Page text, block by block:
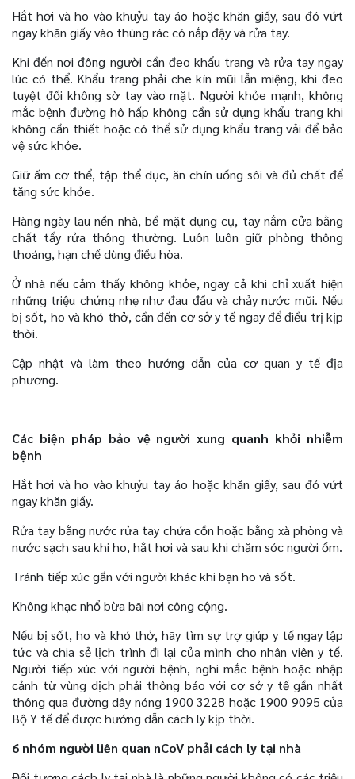
Hắt hơi và ho vào khuỷu tay áo hoặc khăn giấy, sau đó vứt
ngay khăn giấy vào thùng rác có nắp đậy và rửa tay.
Khi đến nơi đông người cần đeo khẩu trang và rửa tay ngay
lúc có thể. Khẩu trang phải che kín mũi lẫn miệng, khi đeo
tuyệt đối không sờ tay vào mặt. Người khỏe mạnh, không
mắc bệnh đường hô hấp không cần sử dụng khẩu trang khi
không cần thiết hoặc có thể sử dụng khẩu trang vải để bảo
vệ sức khỏe.
Giữ ấm cơ thể, tập thể dục, ăn chín uống sôi và đủ chất để
tăng sức khỏe.
Hàng ngày lau nền nhà, bề mặt dụng cụ, tay nắm cửa bằng
chất tẩy rửa thông thường. Luôn luôn giữ phòng thông
thoáng, hạn chế dùng điều hòa.
Ở nhà nếu cảm thấy không khỏe, ngay cả khi chỉ xuất hiện
những triệu chứng nhẹ như đau đầu và chảy nước mũi. Nếu
bị sốt, ho và khó thở, cần đến cơ sở y tế ngay để điều trị kịp
thời.
Cập nhật và làm theo hướng dẫn của cơ quan y tế địa
phương.
Các biện pháp bảo vệ người xung quanh khỏi nhiễm
bệnh
Hắt hơi và ho vào khuỷu tay áo hoặc khăn giấy, sau đó vứt
ngay khăn giấy.
Rửa tay bằng nước rửa tay chứa cồn hoặc bằng xà phòng và
nước sạch sau khi ho, hắt hơi và sau khi chăm sóc người ốm.
Tránh tiếp xúc gần với người khác khi bạn ho và sốt.
Không khạc nhổ bừa bãi nơi công cộng.
Nếu bị sốt, ho và khó thở, hãy tìm sự trợ giúp y tế ngay lập
tức và chia sẻ lịch trình đi lại của mình cho nhân viên y tế.
Người tiếp xúc với người bệnh, nghi mắc bệnh hoặc nhập
cảnh từ vùng dịch phải thông báo với cơ sở y tế gần nhất
thông qua đường dây nóng 1900 3228 hoặc 1900 9095 của
Bộ Y tế để được hướng dẫn cách ly kịp thời.
6 nhóm người liên quan nCoV phải cách ly tại nhà